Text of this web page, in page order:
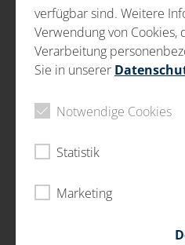
Logistika
Naším cieľom je zabezpečiť,
bezpečne a dôkladne
správu skladovania, či už
balenie podľa baliacich
balenie obrobkov a
verfügbar sind. Weitere
Verwendung von Cookies,
Verarbeitung
Sie in unserer
Notwendige Cookies
Statistik
Marketing